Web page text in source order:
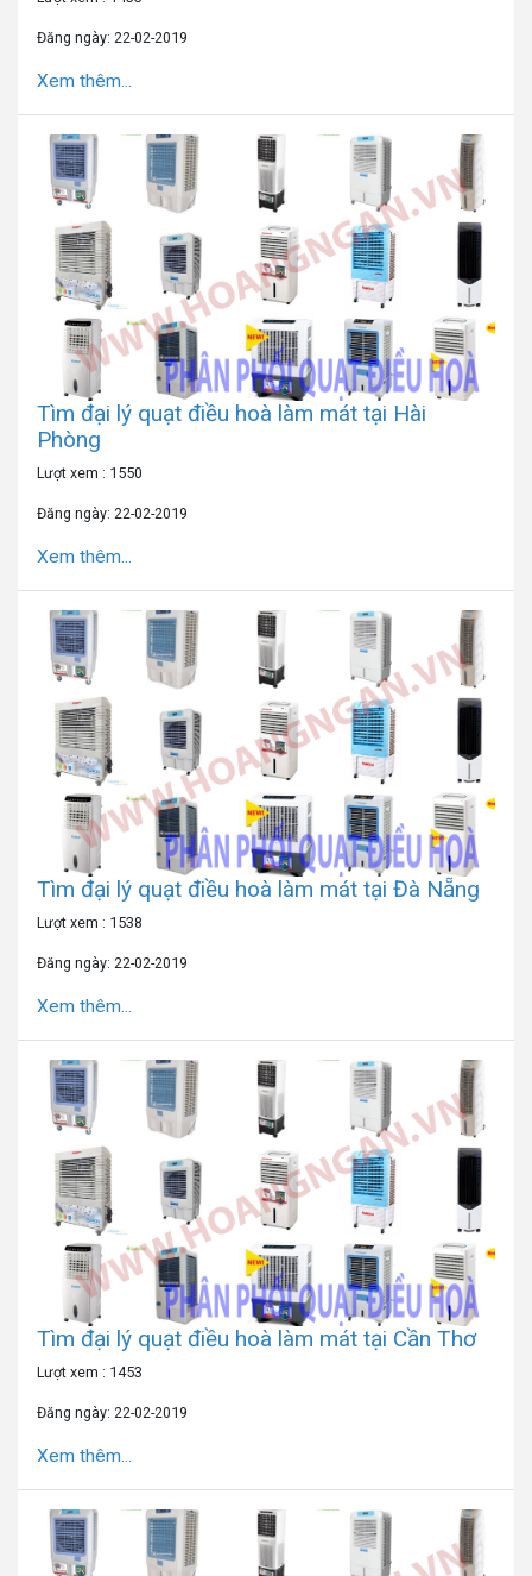
Đăng ngày: 22-02-2019
Xem thêm...
Tìm đại lý quạt điều hoà làm mát tại Hài
Phòng
Lượt xem : 1550
Đăng ngày: 22-02-2019
Xem thêm...
Tìm đại lý quạt điều hoà làm mát tại Đà Nẵng
Lượt xem : 1538
Đăng ngày: 22-02-2019
Xem thêm...
Tìm đại lý quạt điều hoà làm mát tại Cần Thơ
Lượt xem : 1453
Đăng ngày: 22-02-2019
Xem thêm...